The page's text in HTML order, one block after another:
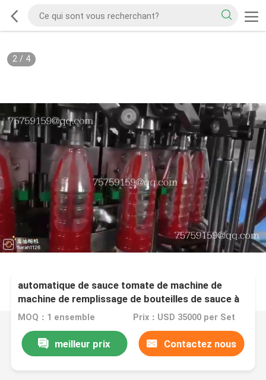
2/ 4
automatique de sauce tomate de machine de
machine de remplissage de bouteilles de sauce à
ketchup de tomate
MOQ：1 ensemble Prix：USD 35000 per Set
meilleur prix Contactez nous